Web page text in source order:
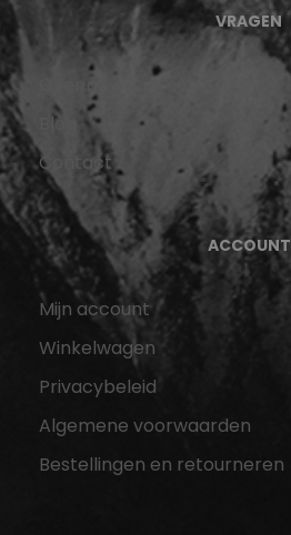
VRAGEN
Blog
Contact
ACCOUNT
Mijn account
Winkelwagen
Privacybeleid
Algemene voorwaarden
Bestellingen en retourneren